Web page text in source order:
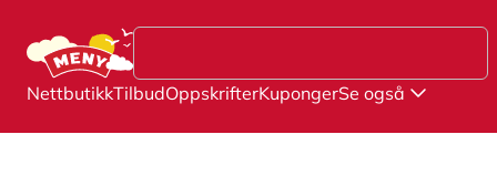
NettbutikkTilbudOppskrifterKupongerSe også